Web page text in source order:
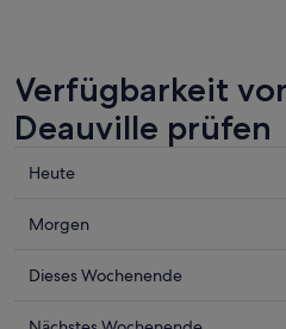
Verfügbarkeit
Deauville prüfen
Prüfe
Preise
Deauville
Nacht,
Heute
Prüfe
Preise
Morgen
Prüfe
Dieses Wochenende